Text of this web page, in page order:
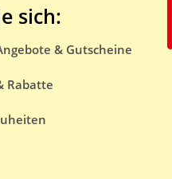
sich:
& Gutscheine
Rabatte